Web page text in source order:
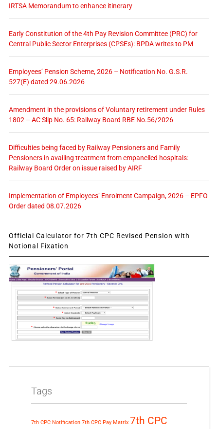
IRTSA Memorandum to enhance itinerary
Early Constitution of the 4th Pay Revision Committee (PRC) for
Central Public Sector Enterprises (CPSEs): BPDA writes to PM
Employees’ Pension Scheme, 2026 – Notification No. G.S.R.
527(E) dated 29.06.2026
Amendment in the provisions of Voluntary retirement under Rules
1802 – AC Slip No. 65: Railway Board RBE No.56/2026
Difficulties being faced by Railway Pensioners and Family
Pensioners in availing treatment from empanelled hospitals:
Railway Board Order on issue raised by AIRF
Implementation of Employees’ Enrolment Campaign, 2026 – EPFO
Order dated 08.07.2026
Official Calculator for 7th CPC Revised Pension with
Notional Fixation
Tags
7th CPC Notification 7th CPC Pay Matrix 7th CPC